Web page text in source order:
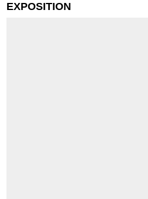
EXPOSITION